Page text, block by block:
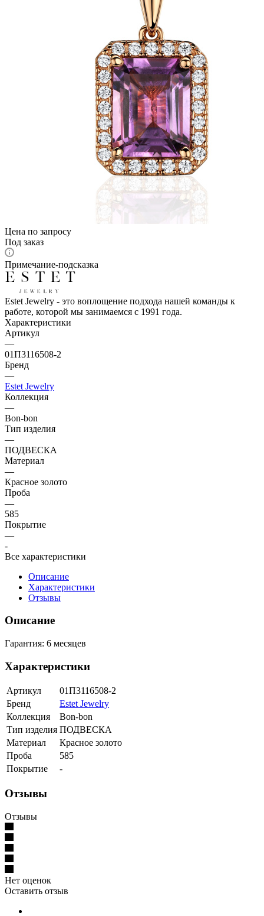
Цена по запросу
Под заказ
Примечание-подсказка
Estet Jewelry - это воплощение подхода нашей команды к
работе, которой мы занимаемся с 1991 года.
Характеристики
Артикул
—
01П3116508-2
Бренд
—
Estet Jewelry
Коллекция
—
Bon-bon
Тип изделия
—
ПОДВЕСКА
Материал
—
Красное золото
Проба
—
585
Покрытие
—
-
Все характеристики
Описание
Характеристики
Отзывы
Описание
Гарантия: 6 месяцев
Характеристики
Артикул
01П3116508-2
Бренд
Estet Jewelry
Коллекция
Bon-bon
Тип изделия ПОДВЕСКА
Материал
Красное золото
Проба
585
Покрытие
-
Отзывы
Отзывы
Нет оценок
Оставить отзыв